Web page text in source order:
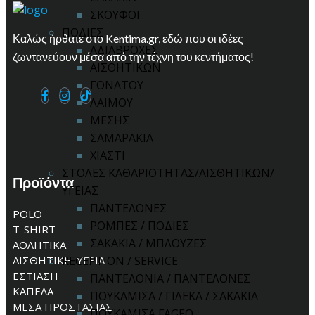
ΣΚΟΥΦΟΙ
ΠΟΔΙΕΣ
ΑΔΙΑΒΡΟΧΕΣ
ΑΙΣΘΗΤΙΚΩΝ
ΓΟΝΑΤΟΥ
ΛΑΙΜΟΥ
ΜΕΣΗΣ
ΣΑΜΑΡΑΚΙΑ
ΧΙΑΣΤΙ
ΣΤΟΛΕΣ ΚΑΘΑΡΙΟΤΗΤΑΣ/ΑΙΣΘΗΤΙΚΩΝ/
ΥΓΕΙΑΣ
ΠΑΝΤΕΛΟΝΕΣ
ΡΟΜΠΕΣ / ΠΟΔΙΕΣ
ΣΑΚΑΚΙΑ / ΜΠΛΟΥΖΕΣ
RECEPTION / SERVICE
ΠΑΝΤΕΛΟΝΙΑ / ΠΑΝΤΕΛΟΝΕΣ
ΠΟΥΚΑΜΙΣΑ / ΓΙΛΕΚΑ / ΣΑΚΑΚΙΑ
Καλώς ήρθατε στο Kentima.gr, εδώ που οι ιδέες
ζωντανεύουν μέσα από την τέχνη του κεντήματος!
Προϊόντα
POLO
T-SHIRT
ΑΘΛΗΤΙΚΑ
ΑΙΣΘΗΤΙΚΗ-ΥΓΕΙΑ
ΕΣΤΙΑΣΗ
ΚΑΠΕΛΑ
ΜΕΣΑ ΠΡΟΣΤΑΣΙΑΣ